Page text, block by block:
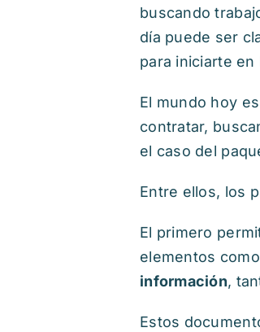
buscando
día puede ser
para iniciarte en
El mundo hoy
contratar,
el caso del
Entre ellos, los
El primero
elementos
información,
Estos